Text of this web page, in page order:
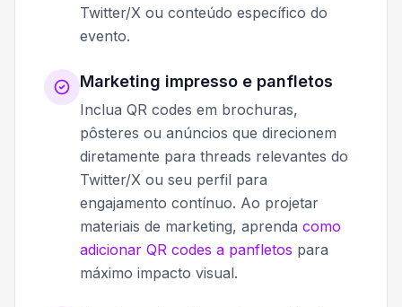
Twitter/X ou conteúdo específico do
evento.
Marketing impresso e panfletos
Inclua QR codes em brochuras,
pôsteres ou anúncios que direcionem
diretamente para threads relevantes do
Twitter/X ou seu perfil para
engajamento contínuo. Ao projetar
materiais de marketing, aprenda como
adicionar QR codes a panfletos para
máximo impacto visual.